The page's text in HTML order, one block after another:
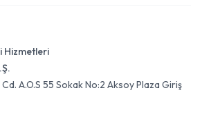
Hizmetleri
A.O.S 55 Sokak No:2 Aksoy Plaza Giriş